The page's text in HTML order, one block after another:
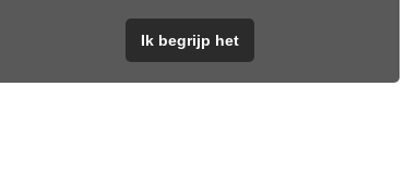
Ik begrijp het